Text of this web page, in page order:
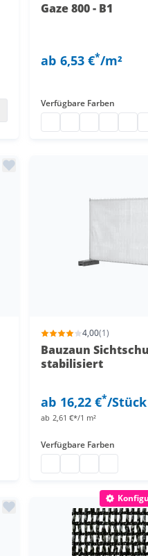
Gaze 800 - B1
ab 6,53 €*/m²
Verfügbare Farben
4,00(1)
Bauzaun
stabilisiert
ab 16,22 €*/Stück
ab 2,61 €*/1 m²
Verfügbare Farben